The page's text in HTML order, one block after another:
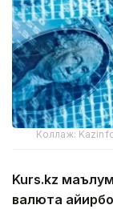
Коллаж:
Kurs.kz
валюта